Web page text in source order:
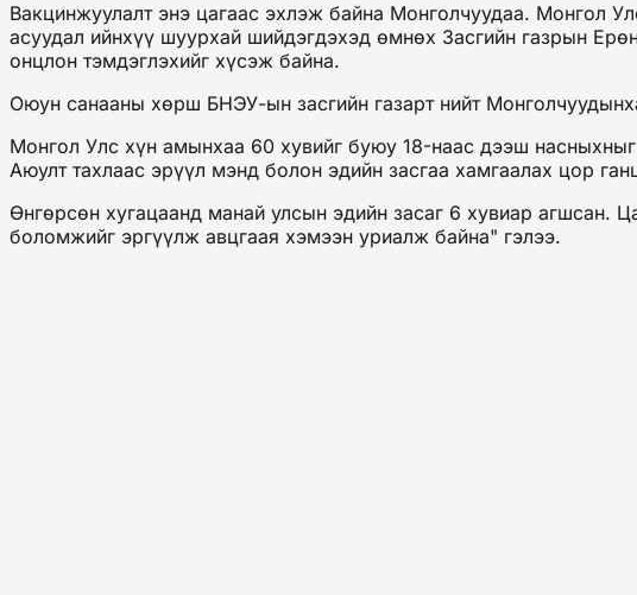
Вакцинжуулалт энэ цагаас эхлэж байна Монголчуудаа. Монгол
асуудал ийнхүү шуурхай шийдэгдэхэд өмнөх Засгийн газрын
онцлон тэмдэглэхийг хүсэж байна.
Оюун санааны хөрш БНЭУ-ын засгийн газарт нийт
Монгол Улс хүн амынхаа 60 хувийг буюу 18-наас дээш
Аюулт тахлаас эрүүл мэнд болон эдийн засгаа хамгаалах цор
Өнгөрсөн хугацаанд манай улсын эдийн засаг 6 хувиар агшсан.
боломжийг эргүүлж авцгаая хэмээн уриалж байна" гэлээ.